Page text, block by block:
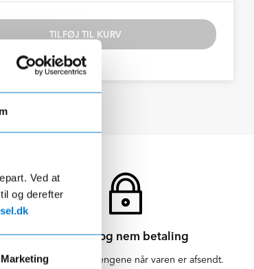
Ved at
og derefter
Marketing
TILFØJ TIL KURV
Sikker og nem betaling
Vi hæver først pengene når varen er afsendt.